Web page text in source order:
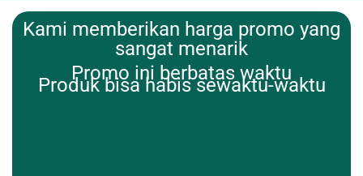
Kami memberikan harga promo yang
sangat menarik
Promo ini berbatas waktu
Produk bisa habis sewaktu-waktu